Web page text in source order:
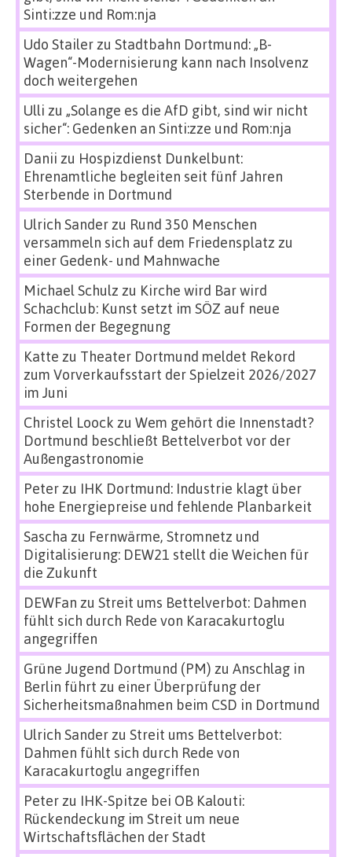
Sinti:zze und Rom:nja
Udo Stailerzu Stadtbahn Dortmund: „B-
Wagen“-Modernisierung kann nach Insolvenz
doch weitergehen
Ulli zu „Solange es die AfD gibt, sind wir nicht
sicher“: Gedenken an Sinti:zze und Rom:nja
Danii zu Hospizdienst Dunkelbunt:
Ehrenamtliche begleiten seit fünf Jahren
Sterbende in Dortmund
Ulrich Sanderzu Rund 350 Menschen
versammeln sich auf dem Friedensplatz zu
einer Gedenk- und Mahnwache
Michael Schulz zu Kirche wird Bar wird
Schachclub: Kunst setzt im SÖZ auf neue
Formen der Begegnung
Katte zu Theater Dortmund meldet Rekord
zum Vorverkaufsstart der Spielzeit 2026/2027
im Juni
Christel Loock zu Wem gehört die Innenstadt?
Dortmund beschließt Bettelverbot vor der
Außengastronomie
Peterzu IHK Dortmund: Industrie klagt über
hohe Energiepreise und fehlende Planbarkeit
Sascha zu Fernwärme, Stromnetz und
Digitalisierung: DEW21 stellt die Weichen für
die Zukunft
DEWFan zu Streit ums Bettelverbot: Dahmen
fühlt sich durch Rede von Karacakurtoglu
angegriffen
Grüne Jugend Dortmund (PM) zu Anschlag in
Berlin führt zu einer Überprüfung der
Sicherheitsmaßnahmen beim CSD in Dortmund
Ulrich Sanderzu Streit ums Bettelverbot:
Dahmen fühlt sich durch Rede von
Karacakurtoglu angegriffen
Peterzu IHK-Spitze bei OB Kalouti:
Rückendeckung im Streit um neue
Wirtschaftsflächen der Stadt